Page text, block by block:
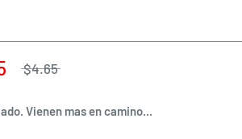
$4.65
Vienen mas en camino...